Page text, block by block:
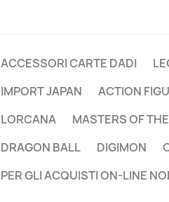
ACCESSORI CARTE DADI
IMPORT JAPAN
ACTION
LORCANA
MASTERS OF
DRAGON BALL
DIGIMON
PER GLI ACQUISTI ON-LINE